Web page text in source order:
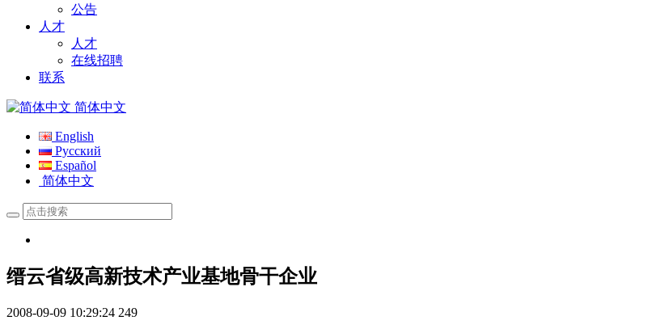
公告
人才
人才
在线招聘
联系
简体中文
English
Русский
Español
简体中文
缙云省级高新技术产业基地骨干企业
2008-09-09 10:29:24 249